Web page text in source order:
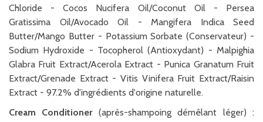
Chloride - Cocos Nucifera Oil/Coconut Oil - Persea
Gratissima Oil/Avocado Oil - Mangifera Indica Seed
Butter/Mango Butter - Potassium Sorbate (Conservateur) -
Sodium Hydroxide - Tocopherol (Antioxydant) - Malpighia
Glabra Fruit Extract/Acerola Extract - Punica Granatum Fruit
Extract/Grenade Extract - Vitis Vinifera Fruit Extract/Raisin
Extract - 97.2% d'ingrédients d'origine naturelle.
Cream Conditioner(après-shampoing démêlant léger) :